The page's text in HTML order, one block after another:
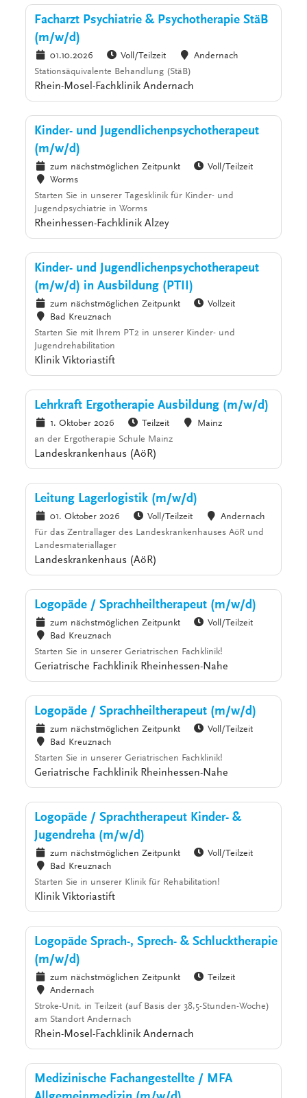
Facharzt Psychiatrie & Psychotherapie StäB
(m/w/d)
01.10.2026 Voll/Teilzeit
Andernach
Stationsäquivalente Behandlung (StäB)
Rhein-Mosel-Fachklinik Andernach
Kinder- und Jugendlichenpsychotherapeut
(m/w/d)
zum nächstmöglichen Zeitpunkt
Voll/Teilzeit
Worms
Starten Sie in unserer Tagesklinik für Kinder- und
Jugendpsychiatrie in Worms
Rheinhessen-Fachklinik Alzey
Kinder- und Jugendlichenpsychotherapeut
(m/w/d) in Ausbildung (PTII)
zum nächstmöglichen Zeitpunkt
Vollzeit
Bad Kreuznach
Starten Sie mit Ihrem PT2 in unserer Kinder- und
Jugendrehabilitation
Klinik Viktoriastift
Lehrkraft Ergotherapie Ausbildung (m/w/d)
1. Oktober 2026 Teilzeit
Mainz
an der Ergotherapie Schule Mainz
Landeskrankenhaus (AöR)
Leitung Lagerlogistik (m/w/d)
01. Oktober 2026 Voll/Teilzeit
Andernach
Für das Zentrallager des Landeskrankenhauses AöR und
Landesmateriallager
Landeskrankenhaus (AöR)
Logopäde / Sprachheiltherapeut (m/w/d)
zum nächstmöglichen Zeitpunkt
Voll/Teilzeit
Bad Kreuznach
Starten Sie in unserer Geriatrischen Fachklinik!
Geriatrische Fachklinik Rheinhessen-Nahe
Logopäde / Sprachheiltherapeut (m/w/d)
zum nächstmöglichen Zeitpunkt
Voll/Teilzeit
Bad Kreuznach
Starten Sie in unserer Geriatrischen Fachklinik!
Geriatrische Fachklinik Rheinhessen-Nahe
Logopäde / Sprachtherapeut Kinder- &
Jugendreha (m/w/d)
zum nächstmöglichen Zeitpunkt
Voll/Teilzeit
Bad Kreuznach
Starten Sie in unserer Klinik für Rehabilitation!
Klinik Viktoriastift
Logopäde Sprach-, Sprech- & Schlucktherapie
(m/w/d)
zum nächstmöglichen Zeitpunkt
Teilzeit
Andernach
Stroke-Unit, in Teilzeit (auf Basis der 38,5-Stunden-Woche)
am Standort Andernach
Rhein-Mosel-Fachklinik Andernach
Medizinische Fachangestellte / MFA